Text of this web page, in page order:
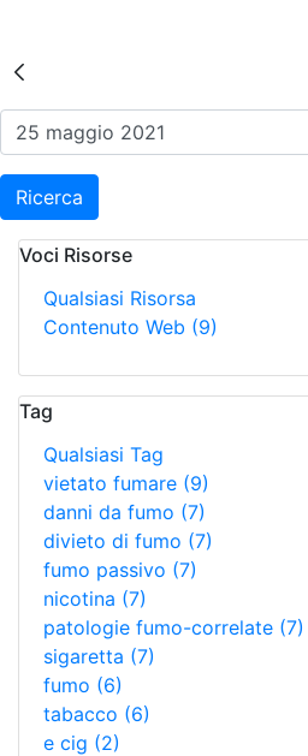
Risultati della
Ricerca
Voci Risorse
Qualsiasi Risorsa
Contenuto Web (9)
Tag
Qualsiasi Tag
vietato fumare (9)
danni da fumo (7)
divieto di fumo (7)
fumo passivo (7)
nicotina (7)
patologie fumo-correlate (7)
sigaretta (7)
fumo (6)
tabacco (6)
e cig (2)